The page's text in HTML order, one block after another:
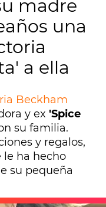
madre
una
a ella
Beckham
y ex 'Spice
su familia.
y regalos,
le ha hecho
su pequeña